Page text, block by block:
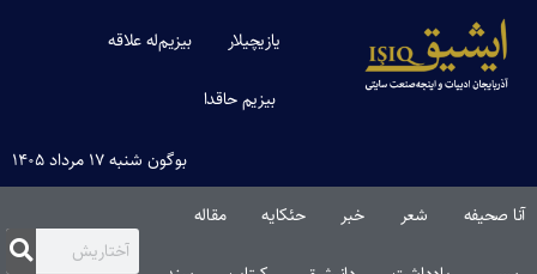
یازیچیلار بیزیم‌له علاقه
بیزیم حاقدا
بوگون شنبه ۱۷ مرداد ۱۴۰۵
آنا صحیفه شعر خبر حئکایه مقاله‌